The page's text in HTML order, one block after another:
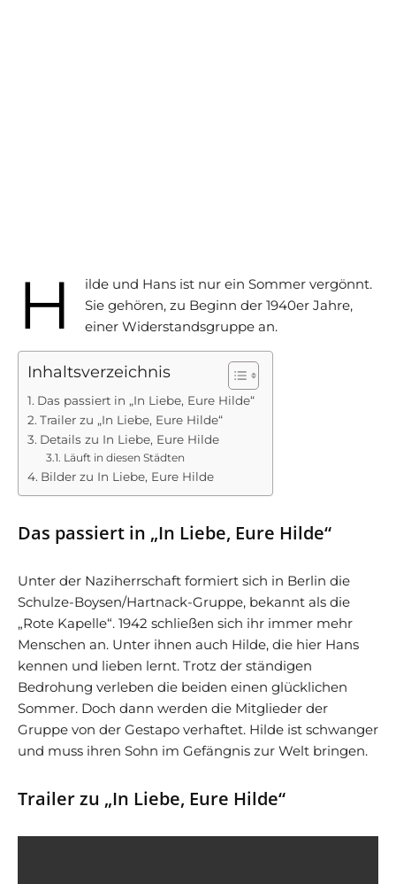
H
ilde und Hans ist nur ein Sommer vergönnt.
Sie gehören, zu Beginn der 1940er Jahre,
einer Widerstandsgruppe an.
Inhaltsverzeichnis
Das passiert in „In Liebe, Eure Hilde“
Trailer zu „In Liebe, Eure Hilde“
Details zu In Liebe, Eure Hilde
Läuft in diesen Städten
Bilder zu In Liebe, Eure Hilde
Das passiert in „In Liebe, Eure Hilde“
Unter der Naziherrschaft formiert sich in Berlin die
Schulze-Boysen/Hartnack-Gruppe, bekannt als die
„Rote Kapelle“. 1942 schließen sich ihr immer mehr
Menschen an. Unter ihnen auch Hilde, die hier Hans
kennen und lieben lernt. Trotz der ständigen
Bedrohung verleben die beiden einen glücklichen
Sommer. Doch dann werden die Mitglieder der
Gruppe von der Gestapo verhaftet. Hilde ist schwanger
und muss ihren Sohn im Gefängnis zur Welt bringen.
Trailer zu „In Liebe, Eure Hilde“